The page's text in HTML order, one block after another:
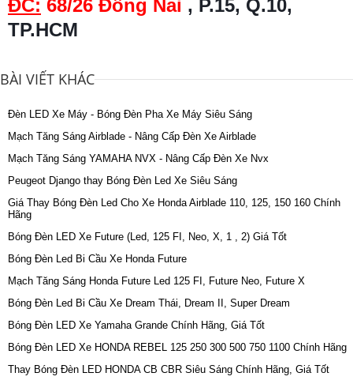
ĐC: 68/26 Đồng Nai , P.15, Q.10,
TP.HCM
BÀI VIẾT KHÁC
Đèn LED Xe Máy - Bóng Đèn Pha Xe Máy Siêu Sáng
Mạch Tăng Sáng Airblade - Nâng Cấp Đèn Xe Airblade
Mạch Tăng Sáng YAMAHA NVX - Nâng Cấp Đèn Xe Nvx
Peugeot Django thay Bóng Đèn Led Xe Siêu Sáng
Giá Thay Bóng Đèn Led Cho Xe Honda Airblade 110, 125, 150 160 Chính
Hãng
Bóng Đèn LED Xe Future (Led, 125 FI, Neo, X, 1 , 2) Giá Tốt
Bóng Đèn Led Bi Cầu Xe Honda Future
Mạch Tăng Sáng Honda Future Led 125 FI, Future Neo, Future X
Bóng Đèn Led Bi Cầu Xe Dream Thái, Dream II, Super Dream
Bóng Đèn LED Xe Yamaha Grande Chính Hãng, Giá Tốt
Bóng Đèn LED Xe HONDA REBEL 125 250 300 500 750 1100 Chính Hãng
Thay Bóng Đèn LED HONDA CB CBR Siêu Sáng Chính Hãng, Giá Tốt